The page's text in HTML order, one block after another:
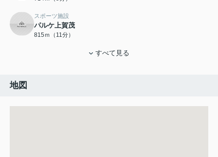
スポーツ施設
パルケ上賀茂
815ｍ（11分）
すべて見る
地図